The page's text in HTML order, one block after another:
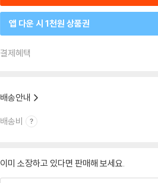
앱 다운 시 1천원 상품권
결제혜택
배송안내
배송비
이미 소장하고 있다면 판매해 보세요.